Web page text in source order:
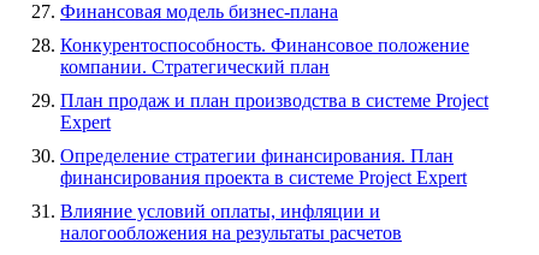
Финансовая модель бизнес-плана
Конкурентоспособность. Финансовое положение
компании. Стратегический план
План продаж и план производства в системе Project
Expert
Определение стратегии финансирования. План
финансирования проекта в системе Project Expert
Влияние условий оплаты, инфляции и
налогообложения на результаты расчетов